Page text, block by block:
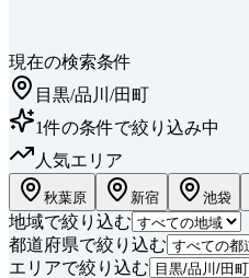
現在の検索条件
目黒/品川/田町
1件の条件で絞り込み中
人気エリア
秋葉原 新宿 池袋
地域で絞り込む
都道府県で絞り込む
エリアで絞り込む